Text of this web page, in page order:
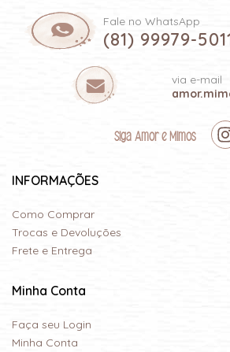
Fale no WhatsApp
(81) 99979-
via e-mail
Siga Amor e Mimos
INFORMAÇÕES
Como Comprar
Trocas e Devoluções
Frete e Entrega
Minha Conta
Faça seu Login
Minha Conta